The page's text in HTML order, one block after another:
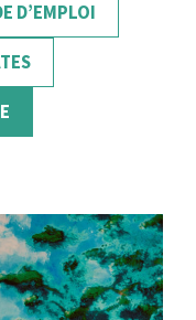
D’EMPLOI